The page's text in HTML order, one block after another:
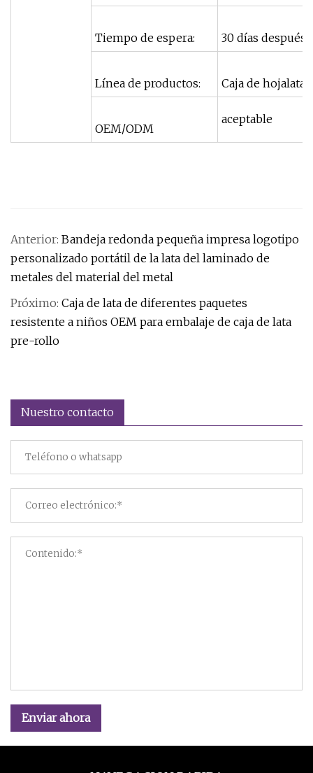
Tiempo de espera: 30 días
Línea de productos: Caja de
OEM/ODM
aceptable
Anterior: Bandeja redonda pequeña impresa logotipo
personalizado portátil de la lata del laminado de
metales del material del metal
Próximo: Caja de lata de diferentes paquetes
resistente a niños OEM para embalaje de caja de lata
pre-rollo
Nuestro contacto
Enviar ahora